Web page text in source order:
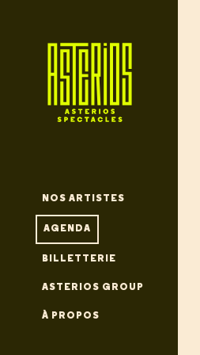
NOS ARTISTES
AGENDA
BILLETTERIE
ASTERIOS GROUP
À PROPOS